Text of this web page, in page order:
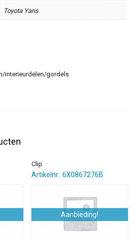
Toyota Yaris
interieurdelen/gordels
Clip
Artikelnr.: 6X0867276B
Aanbieding!